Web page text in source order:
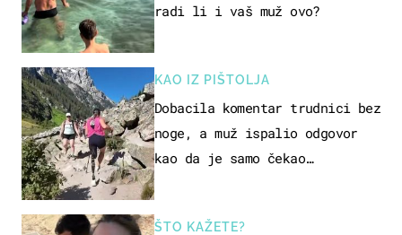
radi li i vaš muž ovo?
KAO IZ PIŠTOLJA
Dobacila komentar trudnici bez
noge, a muž ispalio odgovor
kao da je samo čekao…
ŠTO KAŽETE?